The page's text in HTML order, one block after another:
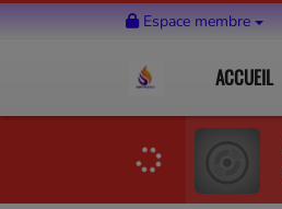
Espace membre
ACCUEIL